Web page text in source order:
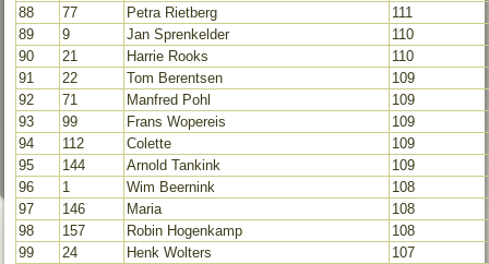
88
77 Petra Rietberg
111
89
9 Jan Sprenkelder
110
90
21 Harrie Rooks
110
91
22 Tom Berentsen
109
92
71 Manfred Pohl
109
93
99 Frans Wopereis
109
94
112 Colette
109
95
144 Arnold Tankink
109
96
1 Wim Beernink
108
97
146 Maria
108
98
157 Robin Hogenkamp
108
99
24 Henk Wolters
107